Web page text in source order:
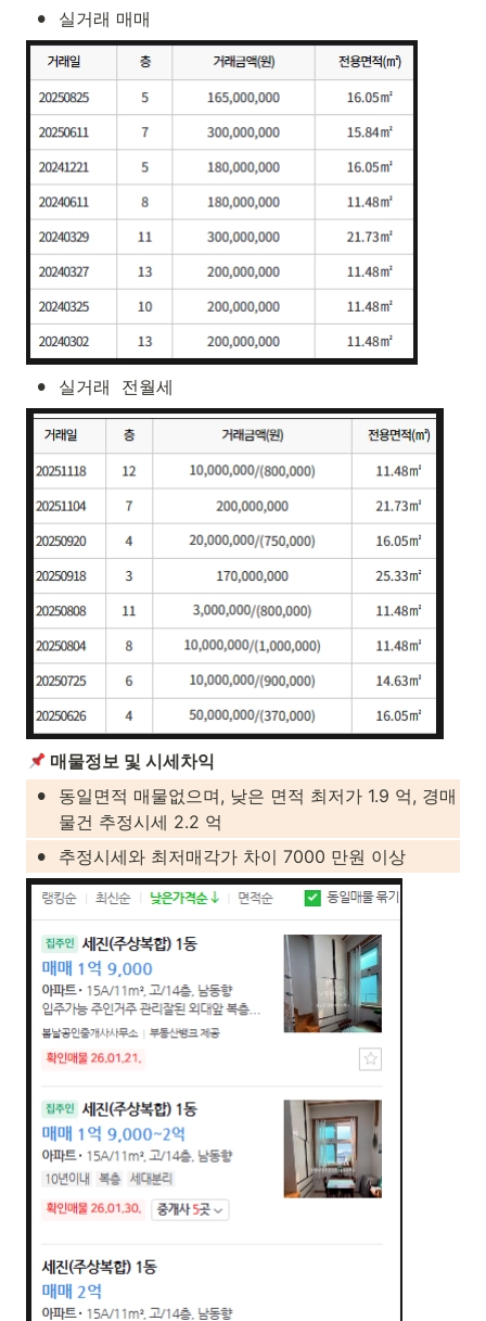
• 실거래 매매
• 실거래  전월세
매물정보 및 시세차익
•
동일면적 매물없으며, 낮은 면적 최저가 1.9 억, 경매
물건 추정시세 2.2 억
• 추정시세와 최저매각가 차이 7000 만원 이상